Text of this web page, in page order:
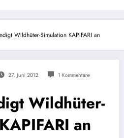
Wildhüter-Simulation KAPIFARI an
27. Juni 2012 1 Kommentare
Wildhüter-
an